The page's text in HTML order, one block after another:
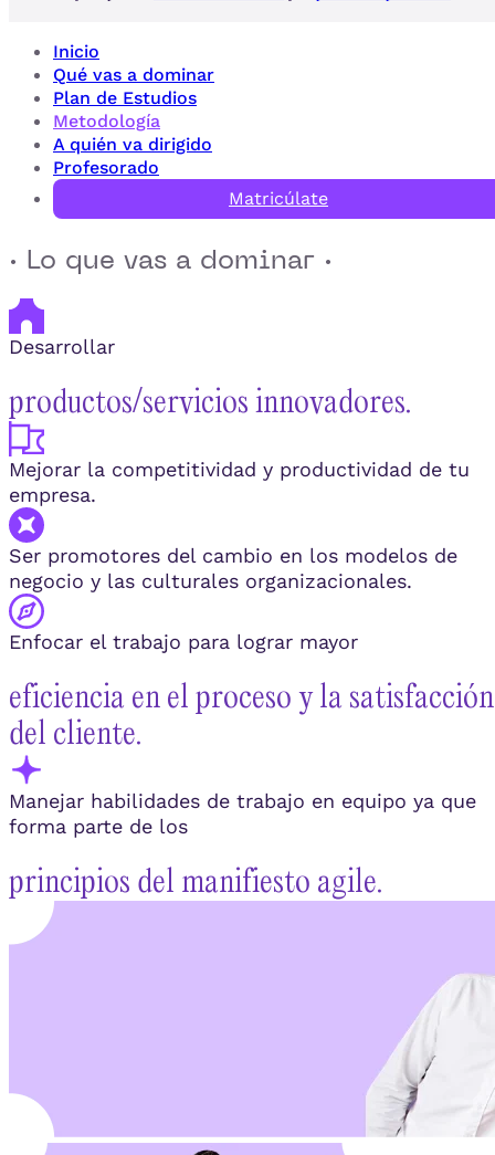
Inicio
Qué vas a dominar
Plan de Estudios
Metodología
A quién va dirigido
Profesorado
Matricúlate
· Lo que vas a dominar ·
Desarrollar
productos/servicios innovadores.
Mejorar la competitividad y productividad de tu
empresa.
Ser promotores del cambio en los modelos de
negocio y las culturales organizacionales.
Enfocar el trabajo para lograr mayor
eficiencia en el proceso y la satisfacción
del cliente.
Manejar habilidades de trabajo en equipo ya que
forma parte de los
principios del manifiesto agile.